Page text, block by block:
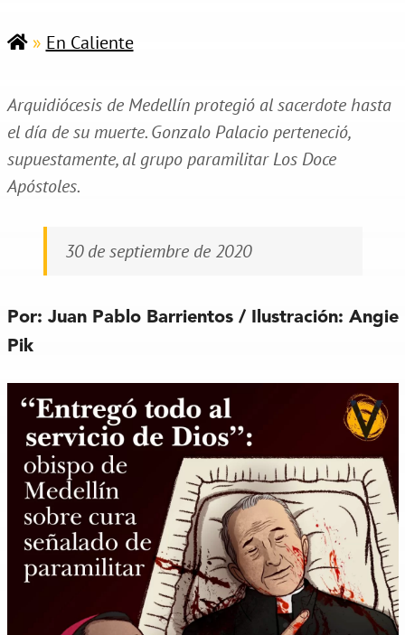
» En Caliente
Arquidiócesis de Medellín protegió al sacerdote hasta
el día de su muerte. Gonzalo Palacio perteneció,
supuestamente, al grupo paramilitar Los Doce
Apóstoles.
30 de septiembre de 2020
Por: Juan Pablo Barrientos / Ilustración: Angie
Pik